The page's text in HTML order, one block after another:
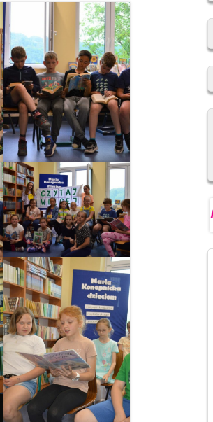
REGULAMIN SU SP IM. F.
ŚWIEBOCKIEGO W BARCICACH
2019/2020
REKRUTACJA DO SZKÓŁ
PONADPODSTAWOWYCH